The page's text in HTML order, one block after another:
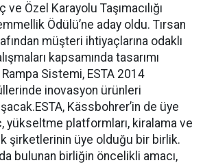
Özel Karayolu Taşımacılığı
Ödülü’ne aday oldu. Tırsan
müşteri ihtiyaçlarına odaklı
kapsamında tasarımı
Rampa Sistemi, ESTA 2014
inovasyon ürünleri
Kässbohrer’in de üye
yükseltme platformları, kiralama ve
şirketlerinin üye olduğu bir birlik.
bulunan birliğin öncelikli amacı,